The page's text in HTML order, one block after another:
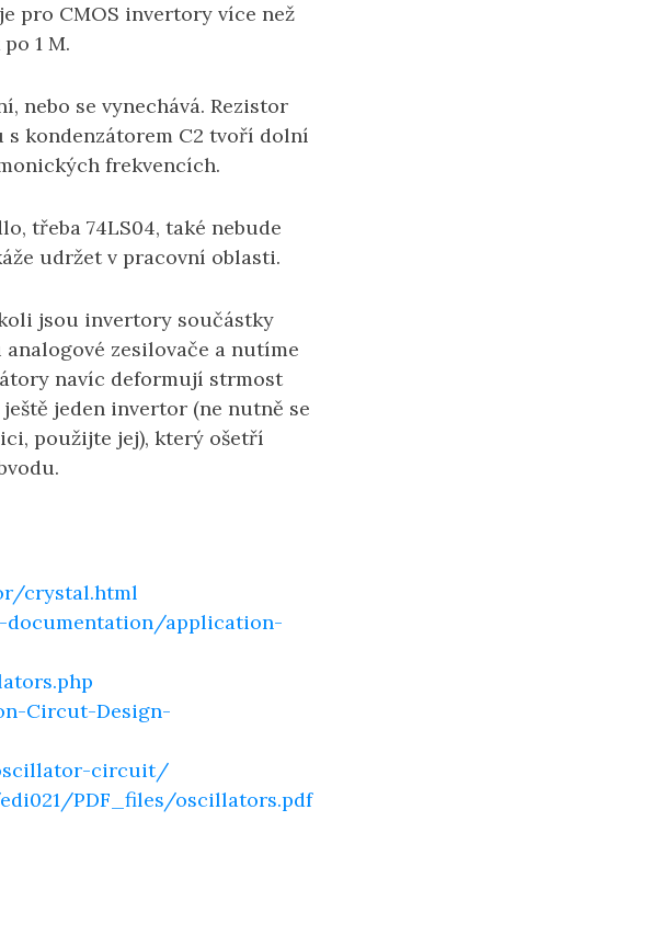
pro CMOS invertory více než
1 M.
nebo se vynechává. Rezistor
s kondenzátorem C2 tvoří dolní
frekvencích.
třeba 74LS04, také nebude
udržet v pracovní oblasti.
jsou invertory součástky
zesilovače a nutíme
navíc deformují strmost
jeden invertor (ne nutně se
použijte jej), který ošetří
crystal.html
application-
Circut-Design-
circuit/
PDF_files/oscillators.pdf